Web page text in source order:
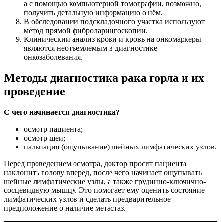
а с помощью компьютерной томографии, возможно,
получить детальную информацию о нём.
В обследовании подскладочного участка используют
метод прямой фиброларингоскопии.
Клинический анализ крови и кровь на онкомаркеры
являются неотъемлемым в диагностике
онкозаболевания.
Методы диагностика рака горла и их
проведение
С чего начинается диагностика?
осмотр пациента;
осмотр шеи;
пальпация (ощупывание) шейных лимфатических узлов.
Перед проведением осмотра, доктор просит пациента
наклонить голову вперед, после чего начинает ощупывать
шейные лимфатические узлы, а также грудинно-ключично-
сосцевидную мышцу. Это помогает ему оценить состояние
лимфатических узлов и сделать предварительное
предположение о наличие метастаз.